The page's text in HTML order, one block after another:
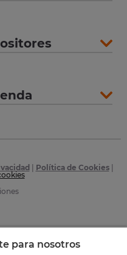
Política de Cookies|
para nosotros